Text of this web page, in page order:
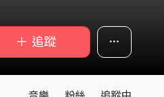
＋ 追蹤